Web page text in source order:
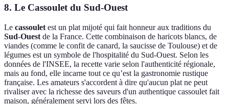
8. Le Cassoulet du Sud-Ouest
Le cassoulet est un plat mijoté qui fait honneur aux traditions du
Sud-Ouest de la France. Cette combinaison de haricots blancs, de
viandes (comme le confit de canard, la saucisse de Toulouse) et de
légumes est un symbole de l'hospitalité du Sud-Ouest. Selon les
données de l'INSEE, la recette varie selon l'authenticité régionale,
mais au fond, elle incarne tout ce qu’est la gastronomie rustique
française. Les amateurs s'accordent à dire qu'aucun plat ne peut
rivaliser avec la richesse des saveurs d'un authentique cassoulet fait
maison, généralement servi lors des fêtes.